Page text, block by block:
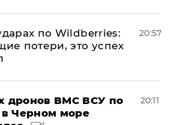
по Wildberries:
потери, это успех
20:57
дронов ВМС ВСУ по
Черном море
20:11